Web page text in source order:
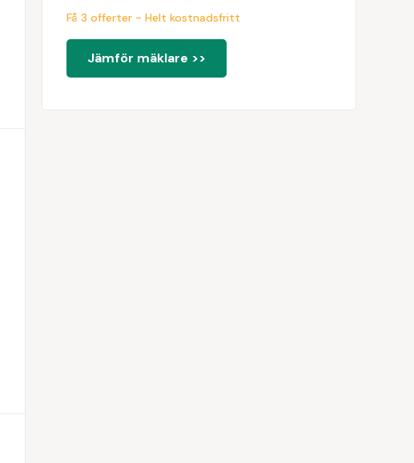
Få 3 offerter - Helt kostnadsfritt
Jämför mäklare >>